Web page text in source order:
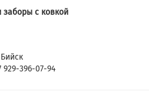
заборы с ковкой
Бийск
929-396-07-94